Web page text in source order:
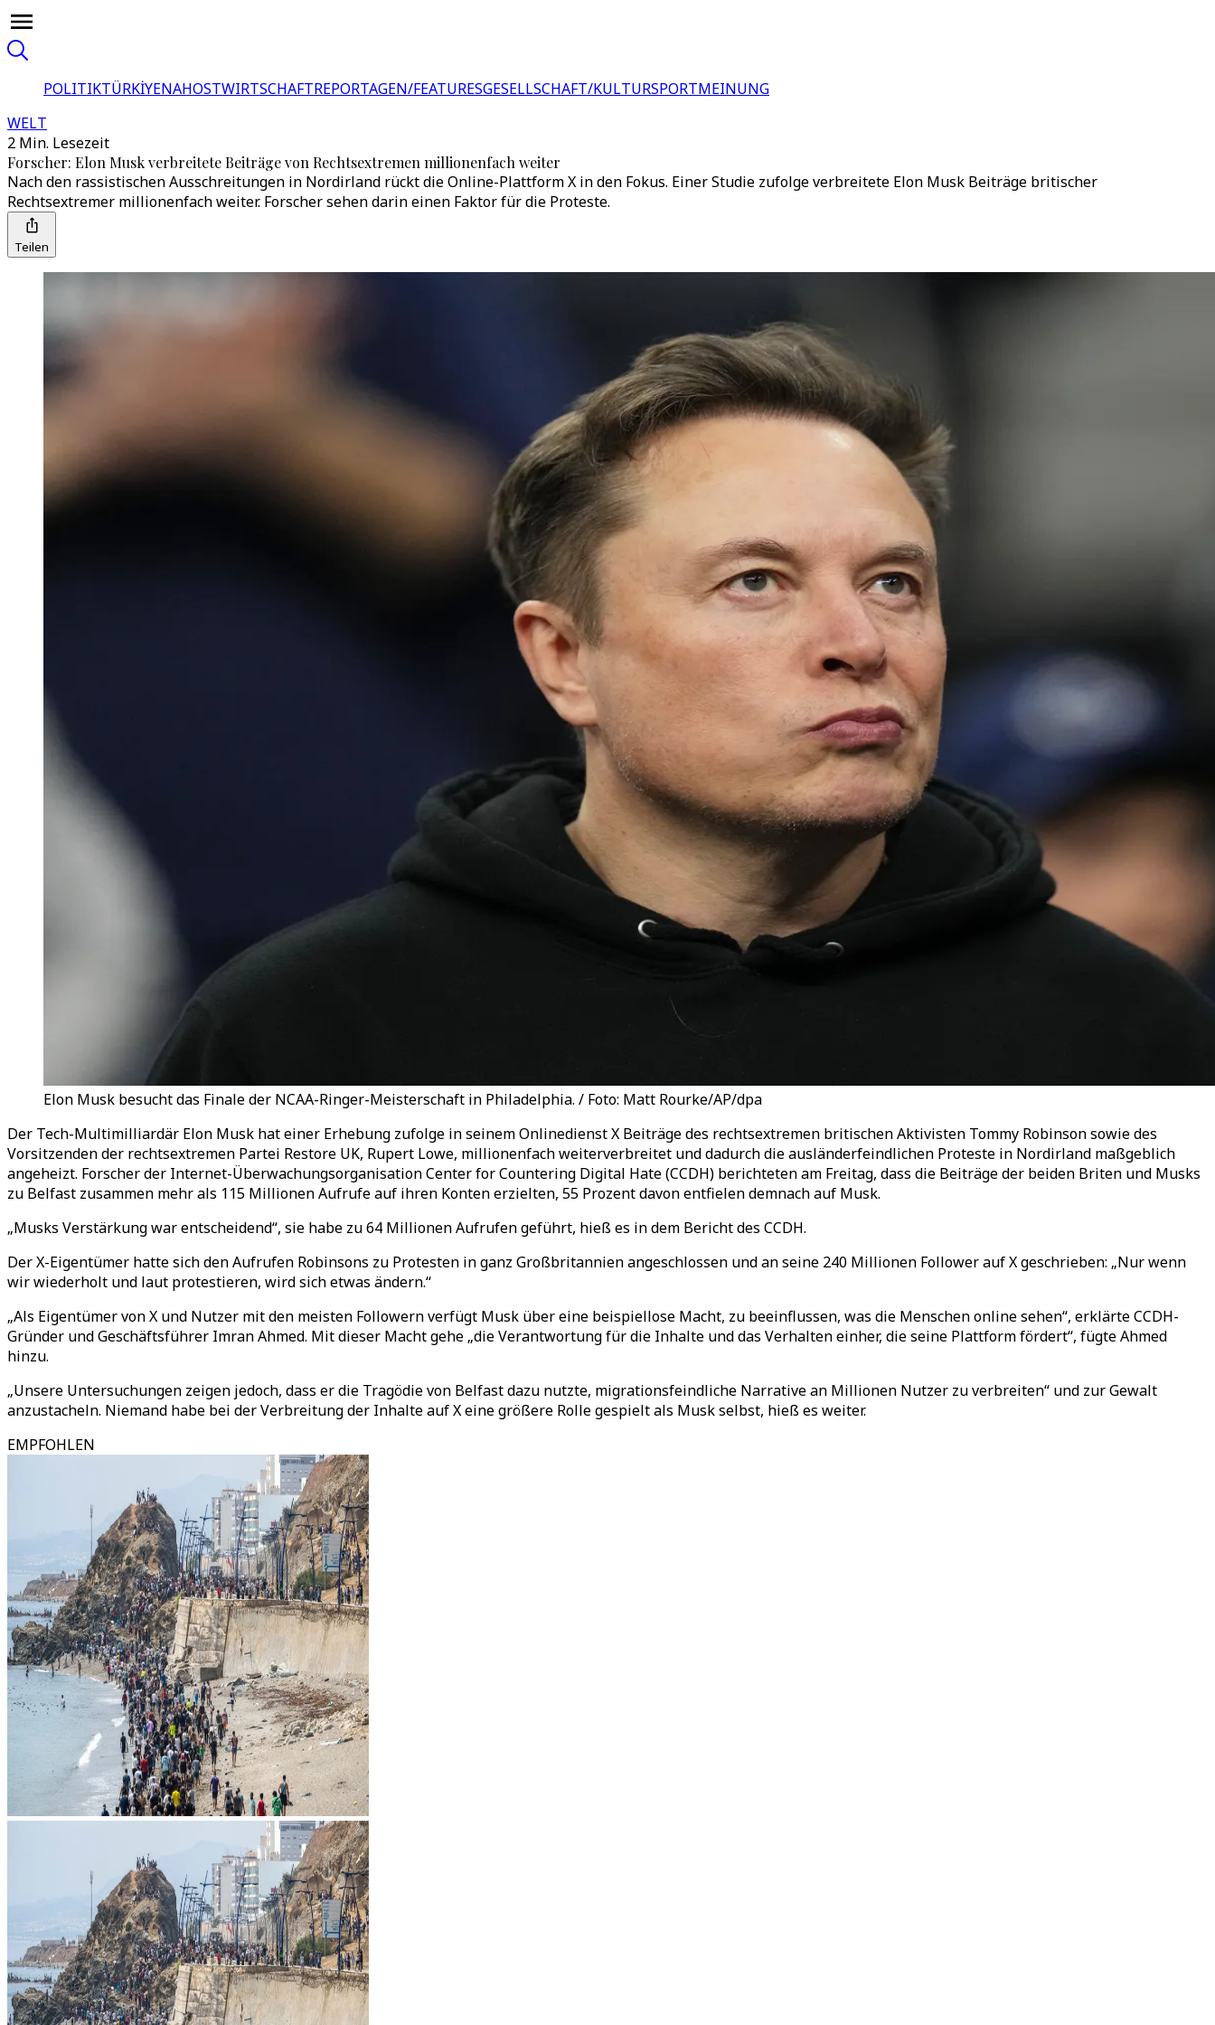
POLITIKTÜRKİYENAHOSTWIRTSCHAFTREPORTAGEN/FEATURESGESELLSCHAFT/KULTURSPORTMEINUNG
WELT
2 Min. Lesezeit
Forscher: Elon Musk verbreitete Beiträge von Rechtsextremen millionenfach weiter
Nach den rassistischen Ausschreitungen in Nordirland rückt die Online-Plattform X in den Fokus. Einer Studie zufolge verbreitete Elon Musk Beiträge britischer
Rechtsextremer millionenfach weiter. Forscher sehen darin einen Faktor für die Proteste.
Teilen
Elon Musk besucht das Finale der NCAA-Ringer-Meisterschaft in Philadelphia. / Foto: Matt Rourke/AP/dpa
Der Tech-Multimilliardär Elon Musk hat einer Erhebung zufolge in seinem Onlinedienst X Beiträge des rechtsextremen britischen Aktivisten Tommy Robinson sowie des
Vorsitzenden der rechtsextremen Partei Restore UK, Rupert Lowe, millionenfach weiterverbreitet und dadurch die ausländerfeindlichen Proteste in Nordirland maßgeblich
angeheizt. Forscher der Internet-Überwachungsorganisation Center for Countering Digital Hate (CCDH) berichteten am Freitag, dass die Beiträge der beiden Briten und Musks
zu Belfast zusammen mehr als 115 Millionen Aufrufe auf ihren Konten erzielten, 55 Prozent davon entfielen demnach auf Musk.
„Musks Verstärkung war entscheidend“, sie habe zu 64 Millionen Aufrufen geführt, hieß es in dem Bericht des CCDH.
Der X-Eigentümer hatte sich den Aufrufen Robinsons zu Protesten in ganz Großbritannien angeschlossen und an seine 240 Millionen Follower auf X geschrieben: „Nur wenn
wir wiederholt und laut protestieren, wird sich etwas ändern.“
„Als Eigentümer von X und Nutzer mit den meisten Followern verfügt Musk über eine beispiellose Macht, zu beeinflussen, was die Menschen online sehen“, erklärte CCDH-
Gründer und Geschäftsführer Imran Ahmed. Mit dieser Macht gehe „die Verantwortung für die Inhalte und das Verhalten einher, die seine Plattform fördert“, fügte Ahmed
hinzu.
„Unsere Untersuchungen zeigen jedoch, dass er die Tragödie von Belfast dazu nutzte, migrationsfeindliche Narrative an Millionen Nutzer zu verbreiten“ und zur Gewalt
anzustacheln. Niemand habe bei der Verbreitung der Inhalte auf X eine größere Rolle gespielt als Musk selbst, hieß es weiter.
EMPFOHLEN